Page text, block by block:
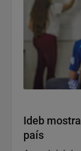
Ideb
país